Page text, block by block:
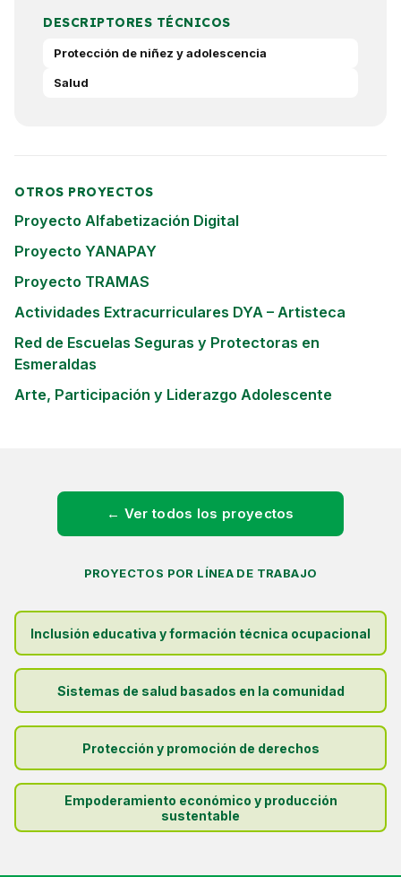
DESCRIPTORES TÉCNICOS
Protección de niñez y adolescencia
Salud
OTROS PROYECTOS
Proyecto Alfabetización Digital
Proyecto YANAPAY
Proyecto TRAMAS
Actividades Extracurriculares DYA – Artisteca
Red de Escuelas Seguras y Protectoras en
Esmeraldas
Arte, Participación y Liderazgo Adolescente
← Ver todos los proyectos
PROYECTOS POR LÍNEA DE TRABAJO
Inclusión educativa y formación técnica ocupacional
Sistemas de salud basados en la comunidad
Protección y promoción de derechos
Empoderamiento económico y producción
sustentable